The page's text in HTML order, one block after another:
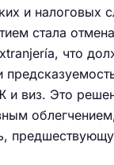
и налоговых
стала
что
и виз. Это